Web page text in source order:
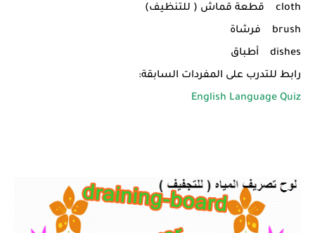
cloth قطعة قماش ( للتنظيف)
brush فرشاة
dishes أطباق
رابط للتدرب على المفردات السابقة:
English Language Quiz